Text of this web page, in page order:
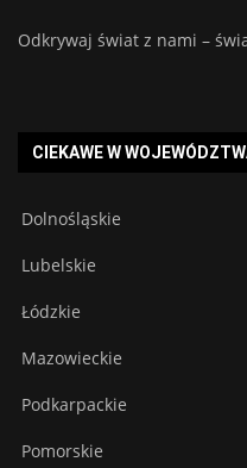
Odkrywaj świat z nami –
CIEKAWE W
Dolnośląskie
Lubelskie
Łódzkie
Mazowieckie
Podkarpackie
Pomorskie